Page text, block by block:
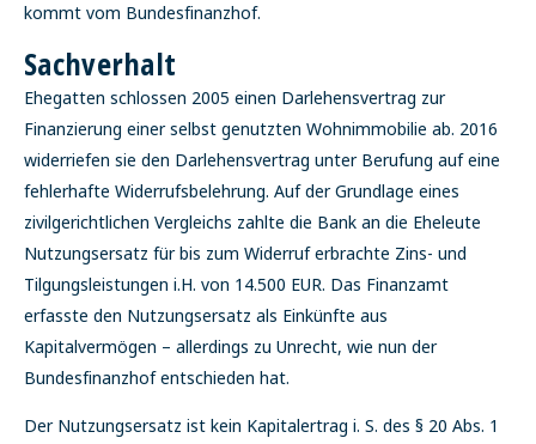
kommt vom Bundesfinanzhof.
Sachverhalt
Ehegatten schlossen 2005 einen Darlehensvertrag zur
Finanzierung einer selbst genutzten Wohnimmobilie ab. 2016
widerriefen sie den Darlehensvertrag unter Berufung auf eine
fehlerhafte Widerrufsbelehrung. Auf der Grundlage eines
zivilgerichtlichen Vergleichs zahlte die Bank an die Eheleute
Nutzungsersatz für bis zum Widerruf erbrachte Zins- und
Tilgungsleistungen i.H. von 14.500 EUR. Das Finanzamt
erfasste den Nutzungsersatz als Einkünfte aus
Kapitalvermögen – allerdings zu Unrecht, wie nun der
Bundesfinanzhof entschieden hat.
Der Nutzungsersatz ist kein Kapitalertrag i. S. des § 20 Abs. 1